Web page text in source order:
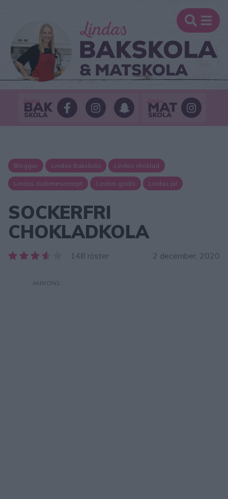
Bloggar Lindas Bakskola Lindas choklad
Lindas diabetesrecept Lindas godis Lindas jul
SOCKERFRI
CHOKLADKOLA
148 röster 2 december, 2020